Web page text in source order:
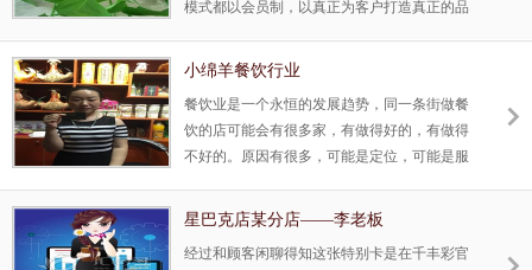
模式都以会员制，以真正为客户打造真正的品
不可复制的，这就是千丰彩专业定制的不同魅
户的品牌引领给消费者，千丰彩一直在努力打
造出属于客户自己的品牌，高大姐来自新疆，
从事做脊椎健康美容事业，高大姐健康美容所
接触的客户都是高端，高大姐在细节方面一直
是注重是高端这块的， 大到小细节都是自己一
小绵羊餐饮行业
餐饮业是一个永恒的发展趋势，同一条街做餐
饮的店可能会有很多家，有做得好的，有做得
不好的。原因有很多，可能是定位，可能是服
星巴克店某分店——李老板
经过和顾客闲聊得知这张特别卡是在千丰彩官